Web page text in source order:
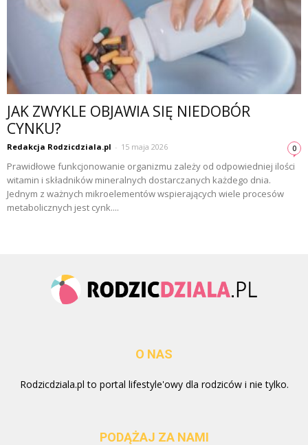
JAK ZWYKLE OBJAWIA SIĘ NIEDOBÓR
CYNKU?
Redakcja Rodzicdziala.pl - 15 maja 2026 0
Prawidłowe funkcjonowanie organizmu zależy od odpowiedniej ilości
witamin i składników mineralnych dostarczanych każdego dnia.
Jednym z ważnych mikroelementów wspierających wiele procesów
metabolicznych jest cynk....
O NAS
Rodzicdziala.pl to portal lifestyle'owy dla rodziców i nie tylko.
PODĄŻAJ ZA NAMI